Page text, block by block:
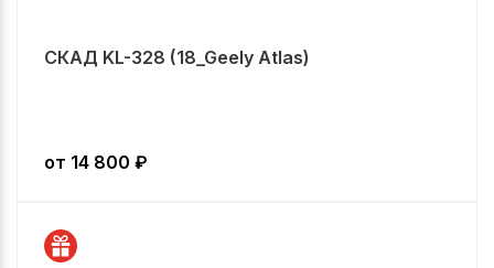
СКАД KL-328 (18_Geely Atlas)
от 14 800 ₽